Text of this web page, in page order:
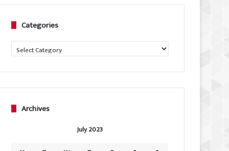
Categories
Categories
Archives
July 2023